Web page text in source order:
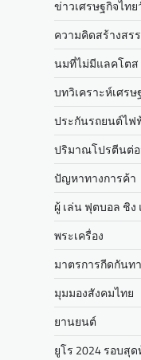
ข่าวเศรษฐกิจไท
ความคิดสร้างสร
นมที่ไม่มีแลคโตส
บทวิเคราะห์เศร
ประกันรถยนต์ไฟ
ปริมาณโปรตีนต่อ
ปัญหาทางการค้า
ผู้ เล่น ฟุตบอล ชิ
พระเครื่อง
มาตรการกีดกันท
มุมมองสังคมไทย
ยานยนต์
ยูโร 2024 รอบสุ